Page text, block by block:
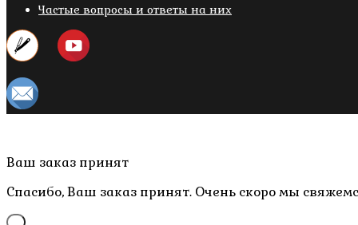
Частые вопросы и ответы на них
Пролистать
Ваш заказ принят
Спасибо, Ваш заказ принят. Очень скоро мы